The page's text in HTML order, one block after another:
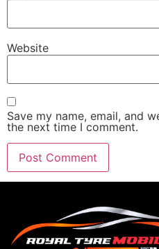
Website
Save my name, email, and
the next time I comment.